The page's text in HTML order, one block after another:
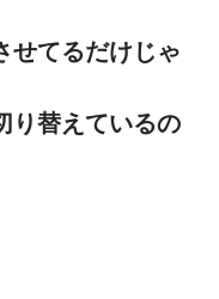
せてるだけじゃ
り替えているの